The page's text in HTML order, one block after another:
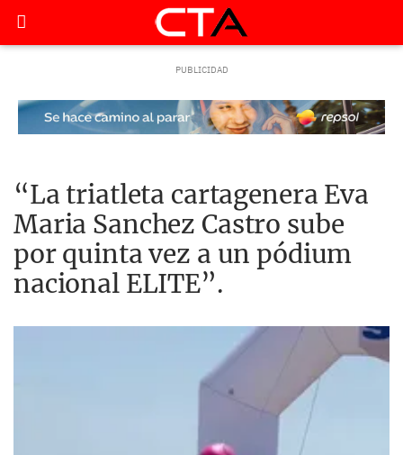
“La triatleta cartagenera Eva
Maria Sanchez Castro sube
por quinta vez a un pódium
nacional ELITE”.